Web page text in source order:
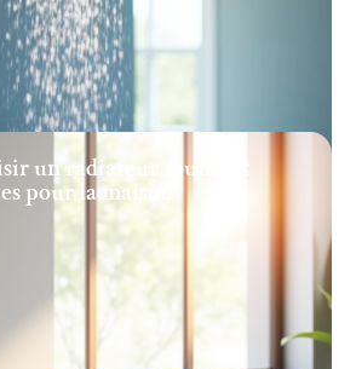
un radiateur soufflant
pour la maison